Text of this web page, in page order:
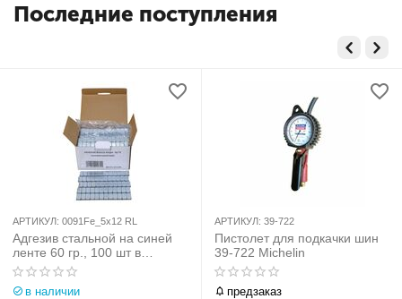
Последние поступления
АРТИКУЛ: 0091Fe_5х12 RL
Адгезив стальной на синей
ленте 60 гр., 100 шт в
упаковке, 5гр х 12
(закругленная с лайнером)
в наличии
АРТИКУЛ: 39-722
Пистолет для подкачки шин
39-722 Michelin
предзаказ